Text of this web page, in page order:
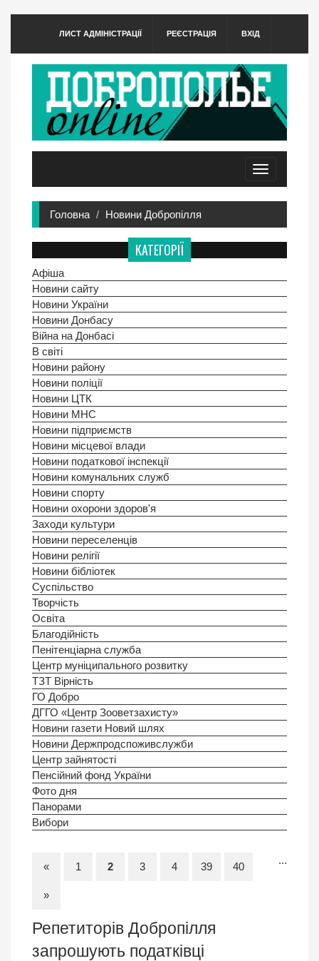
ЛИСТ АДМІНІСТРАЦІЇ РЕЄСТРАЦІЯ ВХІД
Toggle
navigation
Головна Новини Добропілля
КАТЕГОРІЇ
Афіша
Новини сайту
Новини України
Новини Донбасу
Війна на Донбасі
В світі
Новини району
Новини поліції
Новини ЦТК
Новини МНС
Новини підприємств
Новини місцевої влади
Новини податкової інспекції
Новини комунальних служб
Новини спорту
Новини охорони здоров'я
Заходи культури
Новини переселенців
Новини релігії
Новини бібліотек
Суспільство
Творчість
Освіта
Благодійність
Пенітенціарна служба
Центр муніципального розвитку
ТЗТ Вірність
ГО Добро
ДГГО «Центр Зооветзахисту»
Новини газети Новий шлях
Новини Держпродспоживслужби
Центр зайнятості
Пенсійний фонд України
Фото дня
Панорами
Вибори
« 1 2 3 4
...
39 40
»
Репетиторів Добропiлля
запрошують податківці